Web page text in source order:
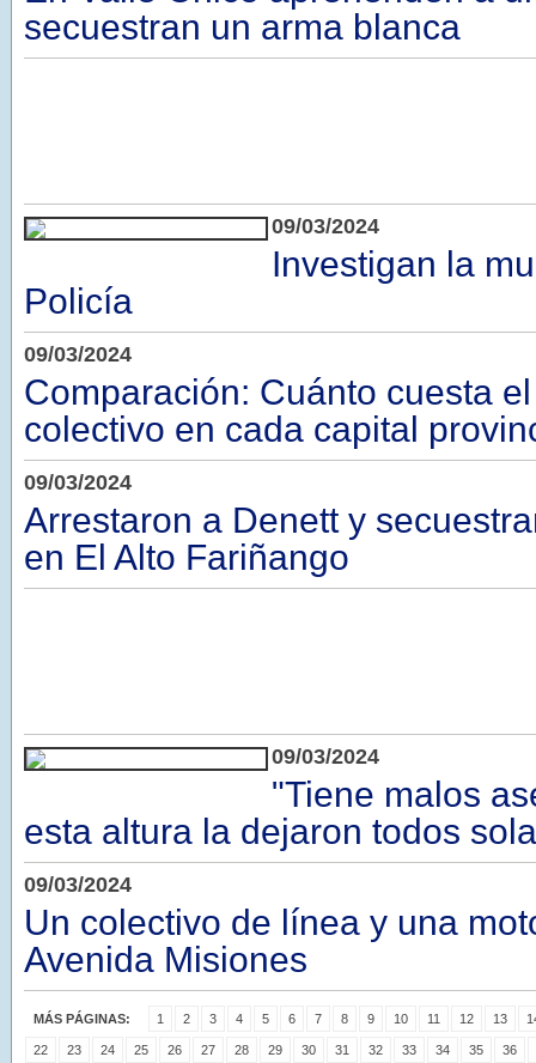
secuestran un arma blanca
09/03/2024
Investigan la
Policía
09/03/2024
Comparación: Cuánto cuesta
colectivo en cada capital
09/03/2024
Arrestaron a Denett y
en El Alto Fariñango
09/03/2024
"Tiene malos
esta altura la dejaron todos
09/03/2024
Un colectivo de línea y una
Avenida Misiones
MÁS PÁGINAS: 1 2 3 4 5 6 7 8 9 10 11 12 13
22 23 24 25 26 27 28 29 30 31 32 33 34 35 36